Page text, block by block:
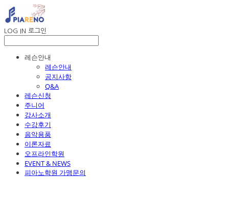
LOG IN 로그인
레슨안내
레슨안내
공지사항
Q&A
레슨신청
주니어
강사소개
수강후기
음악용품
이론자료
오프라인학원
EVENT & NEWS
피아노학원 가맹문의